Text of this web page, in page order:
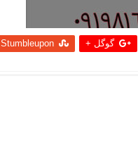
گوگل + Stumbleupon